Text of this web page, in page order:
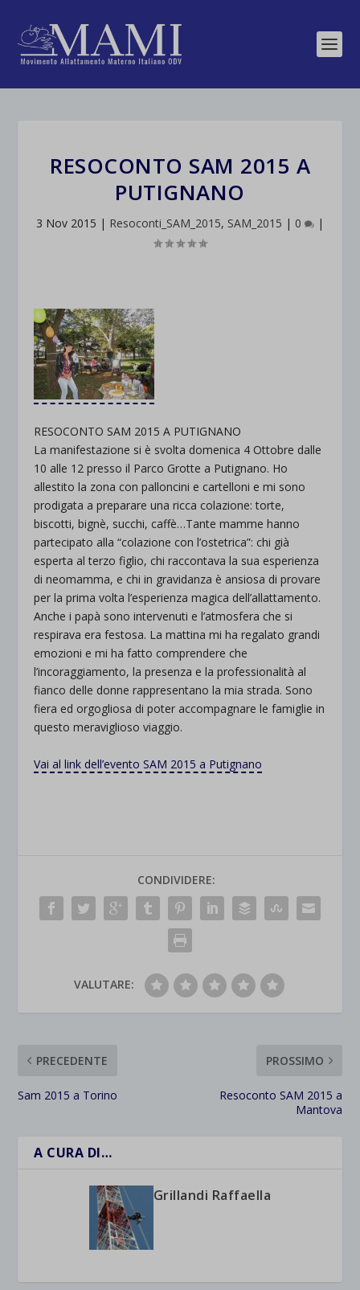
RESOCONTO SAM 2015 A
PUTIGNANO
3 Nov 2015 | Resoconti_SAM_2015, SAM_2015 | 0 |
RESOCONTO SAM 2015 A PUTIGNANO
La manifestazione si è svolta domenica 4 Ottobre dalle
10 alle 12 presso il Parco Grotte a Putignano. Ho
allestito la zona con palloncini e cartelloni e mi sono
prodigata a preparare una ricca colazione: torte,
biscotti, bignè, succhi, caffè…Tante mamme hanno
partecipato alla “colazione con l’ostetrica”: chi già
esperta al terzo figlio, chi raccontava la sua esperienza
di neomamma, e chi in gravidanza è ansiosa di provare
per la prima volta l’esperienza magica dell’allattamento.
Anche i papà sono intervenuti e l’atmosfera che si
respirava era festosa. La mattina mi ha regalato grandi
emozioni e mi ha fatto comprendere che
l’incoraggiamento, la presenza e la professionalità al
fianco delle donne rappresentano la mia strada. Sono
fiera ed orgogliosa di poter accompagnare le famiglie in
questo meraviglioso viaggio.
Vai al link dell’evento SAM 2015 a Putignano
CONDIVIDERE:
VALUTARE:
PRECEDENTE
Sam 2015 a Torino
PROSSIMO
Resoconto SAM 2015 a
Mantova
A CURA DI…
Grillandi Raffaella